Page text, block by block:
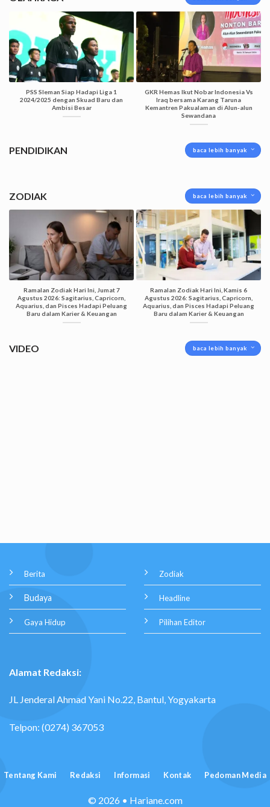
PSS Sleman Siap Hadapi Liga 1
2024/2025 dengan Skuad Baru dan
Ambisi Besar
GKR Hemas Ikut Nobar Indonesia Vs
Iraq bersama Karang Taruna
Kemantren Pakualaman di Alun-alun
Sewandana
PENDIDIKAN baca lebih banyak
ZODIAK baca lebih banyak
Ramalan Zodiak Hari Ini, Jumat 7
Agustus 2026: Sagitarius, Capricorn,
Aquarius, dan Pisces Hadapi Peluang
Baru dalam Karier & Keuangan
Ramalan Zodiak Hari Ini, Kamis 6
Agustus 2026: Sagitarius, Capricorn,
Aquarius, dan Pisces Hadapi Peluang
Baru dalam Karier & Keuangan
VIDEO baca lebih banyak
Berita
Budaya
Gaya Hidup
Zodiak
Headline
Pilihan Editor
Alamat Redaksi:
JL Jenderal Ahmad Yani No.22, Bantul, Yogyakarta
Telpon: (0274) 367053
Tentang Kami Redaksi Informasi Kontak Pedoman Media
© 2026 • Hariane.com